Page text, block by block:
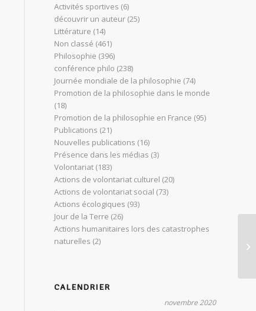
Activités sportives (6)
découvrir un auteur (25)
Littérature (14)
Non classé (461)
Philosophie (396)
conférence philo (238)
Journée mondiale de la philosophie (74)
Promotion de la philosophie dans le monde
(18)
Promotion de la philosophie en France (95)
Publications (21)
Nouvelles publications (16)
Présence dans les médias (3)
Volontariat (183)
Actions de volontariat culturel (20)
Actions de volontariat social (73)
Actions écologiques (93)
Jour de la Terre (26)
Actions humanitaires lors des catastrophes
naturelles (2)
CALENDRIER
novembre 2020